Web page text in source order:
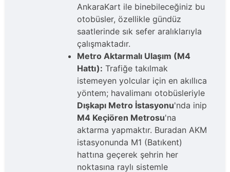
AnkaraKart ile binebileceğiniz bu
otobüsler, özellikle gündüz
saatlerinde sık sefer aralıklarıyla
çalışmaktadır.
Metro Aktarmalı Ulaşım (M4
Hattı): Trafiğe takılmak
istemeyen yolcular için en akıllıca
yöntem; havalimanı otobüsleriyle
Dışkapı Metro İstasyonu'nda inip
M4 Keçiören Metrosu'na
aktarma yapmaktır. Buradan AKM
istasyonunda M1 (Batıkent)
hattına geçerek şehrin her
noktasına raylı sistemle